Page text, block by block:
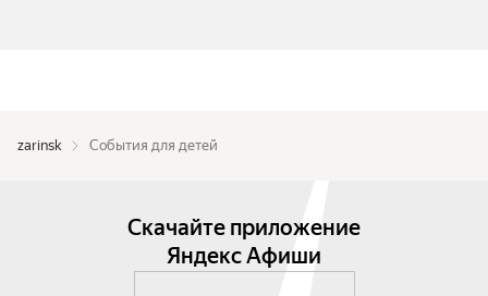
zarinsk События для детей
Скачайте приложение
Яндекс Афиши